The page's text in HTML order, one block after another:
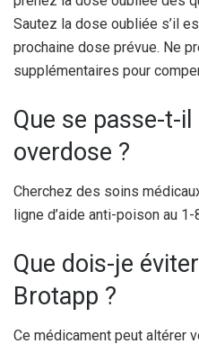
Sautez la dose oubliée s’il
prochaine dose prévue. Ne
supplémentaires pour
Que se passe-t-
overdose ?
Cherchez des soins
ligne d’aide anti-poison au
Que dois-je
Brotapp ?
Ce médicament peut altérer